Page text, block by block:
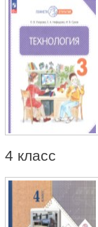
4 класс